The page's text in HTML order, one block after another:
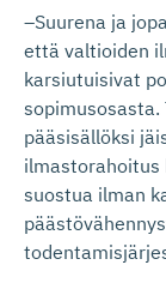
–Suurena ja
että valtioiden
karsiutuisivat
sopimusosasta.
pääsisällöksi
ilmastorahoitus
suostua ilman